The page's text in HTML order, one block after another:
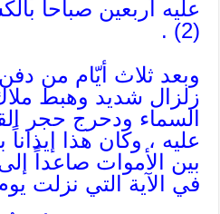
عليه أربعين صباحاً
(2) .
وبعد ثلاث أيّام من
زلزال شديد وهبط
السماء ودحرج حجر
عليه ، وكان هذا
بين الأموات صاعداً
في الآية التي نزلت يوم